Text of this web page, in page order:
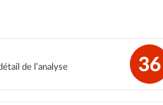
de l’analyse
36